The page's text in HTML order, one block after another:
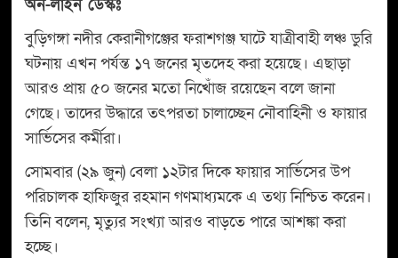
অন-লাইন ডেস্কঃ
বুড়িগঙ্গা নদীর কেরানীগঞ্জের ফরাশগঞ্জ ঘাটে যাত্রীবাহী লঞ্চ ডুরি
ঘটনায় এখন পর্যন্ত ১৭ জনের মৃতদেহ করা হয়েছে। এছাড়া
আরও প্রায় ৫০ জনের মতো নিখোঁজ রয়েছেন বলে জানা
গেছে। তাদের উদ্ধারে তৎপরতা চালাচ্ছেন নৌবাহিনী ও ফায়ার
সার্ভিসের কর্মীরা।
সোমবার (২৯ জুন) বেলা ১২টার দিকে ফায়ার সার্ভিসের উপ
পরিচালক হাফিজুর রহমান গণমাধ্যমকে এ তথ্য নিশ্চিত করেন।
তিনি বলেন, মৃত্যুর সংখ্যা আরও বাড়তে পারে আশঙ্কা করা
হচ্ছে।